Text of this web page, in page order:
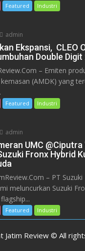
Featured Industri
admin
Ekspansi, CLEO
Double Digit
– Emiten
(AMDK) yang
Featured Industri
admin
UMC @Ciputra
Fronx Hybrid
– PT
meluncurkan Suzuki
Featured Industri
Jatim Review © All